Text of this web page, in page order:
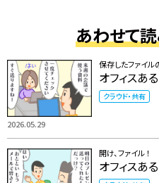
あわせて
2026.05.29
保存したファイル
オフィスあ
クラウド・共有
開け、ファイル ！
オフィスあ